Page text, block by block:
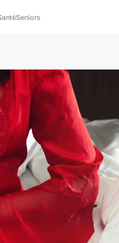
Seniors